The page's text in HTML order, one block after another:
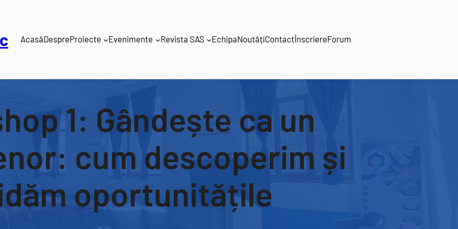
AcasăDespreProiecte Evenimente Revista SAS EchipaNoutățiContactÎnscriereForum
1: Gândește ca un
cum descoperim și
oportunitățile